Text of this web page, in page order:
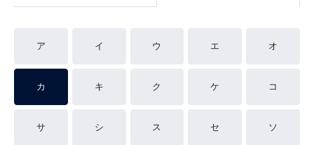
ア イ ウ エ オ
カ キ ク ケ コ
サ シ ス セ ソ